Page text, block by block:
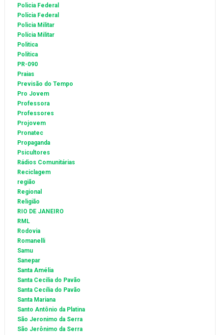
Policia Federal
Polícia Federal
Policia Militar
Polícia Militar
Politica
Política
PR-090
Praias
Previsão do Tempo
Pro Jovem
Professora
Professores
Projovem
Pronatec
Propaganda
Psicultores
Rádios Comunitárias
Reciclagem
região
Regional
Religião
RIO DE JANEIRO
RML
Rodovia
Romanelli
Samu
Sanepar
Santa Amélia
Santa Cecilia do Pavão
Santa Cecília do Pavão
Santa Mariana
Santo Antônio da Platina
São Jeronimo da Serra
São Jerônimo da Serra